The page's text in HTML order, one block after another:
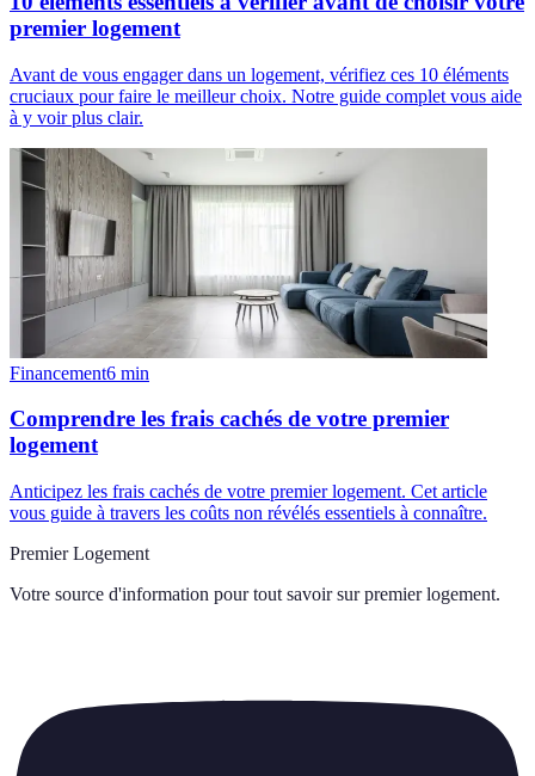
premier logement
Avant de vous engager dans un logement, vérifiez ces 10 éléments
cruciaux pour faire le meilleur choix. Notre guide complet vous aide
à y voir plus clair.
Financement6 min
Comprendre les frais cachés de votre premier
logement
Anticipez les frais cachés de votre premier logement. Cet article
vous guide à travers les coûts non révélés essentiels à connaître.
Premier Logement
Votre source d'information pour tout savoir sur premier logement.